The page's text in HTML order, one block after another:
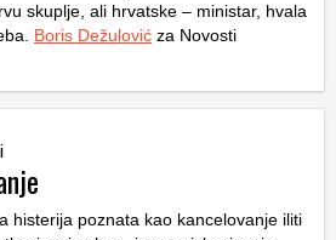
skuplje, ali hrvatske – ministar, hvala
Boris Dežulović za Novosti
histerija poznata kao kancelovanje iliti